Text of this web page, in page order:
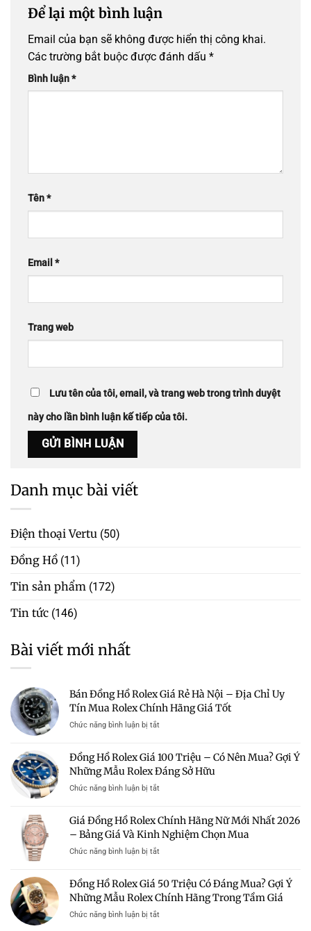
Để lại một bình luận
Email của bạn sẽ không được hiển thị công khai.
Các trường bắt buộc được đánh dấu *
Bình luận*
Tên*
Email *
Trang web
Lưu tên của tôi, email, và trang web trong trình duyệt
này cho lần bình luận kế tiếp của tôi.
Danh mục bài viết
Điện thoại Vertu (50)
Đồng Hồ (11)
Tin sản phẩm (172)
Tin tức (146)
Bài viết mới nhất
Bán Đồng Hồ Rolex Giá Rẻ Hà Nội – Địa Chỉ Uy
Tín Mua Rolex Chính Hãng Giá Tốt
Chức năng bình luận bị tắtở
Hồ
Rolex
Nội
–
Địa
Chỉ
Tín
Mua
Rolex
Chính
Đồng Hồ Rolex Giá 100 Triệu – Có Nên Mua? Gợi Ý
Những Mẫu Rolex Đáng Sở Hữu
Chức năng bình luận bị tắtở
Rolex
Giá
Có
Nên
Gợi
Giá Đồng Hồ Rolex Chính Hãng Nữ Mới Nhất 2026
– Bảng Giá Và Kinh Nghiệm Chọn Mua
Chức năng bình luận bị tắtở
Hồ
Rolex
Đồng Hồ Rolex Giá 50 Triệu Có Đáng Mua? Gợi Ý
Những Mẫu Rolex Chính Hãng Trong Tầm Giá
Chức năng bình luận bị tắtở